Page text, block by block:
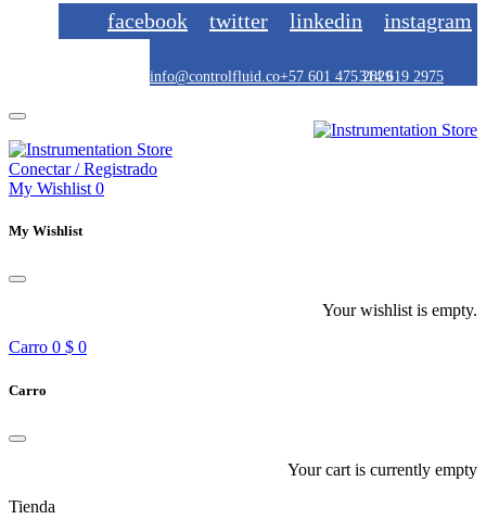
facebook twitter linkedin instagram
info@controlfluid.co+57 601 475 2829314 619 2975
Conectar / Registrado
My Wishlist 0
My Wishlist
Your wishlist is empty.
Carro 0 $ 0
Carro
Your cart is currently empty
Tienda